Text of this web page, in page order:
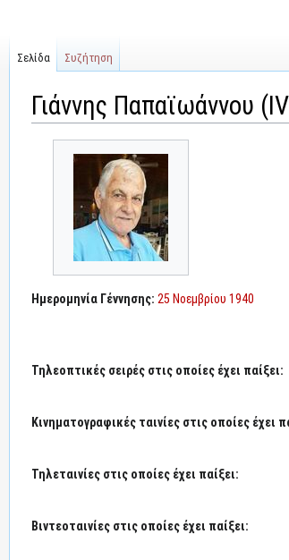
Γιάννης Παπαϊωάννου
Ημερομηνία Γέννησης: 25 Νοεμβρίου 1940
Τηλεοπτικές σειρές στις οποίες έχει παίξει:
Κινηματογραφικές ταινίες στις οποίες έχει
Τηλεταινίες στις οποίες έχει παίξει:
Βιντεοταινίες στις οποίες έχει παίξει:
Σελίδα Συζήτηση